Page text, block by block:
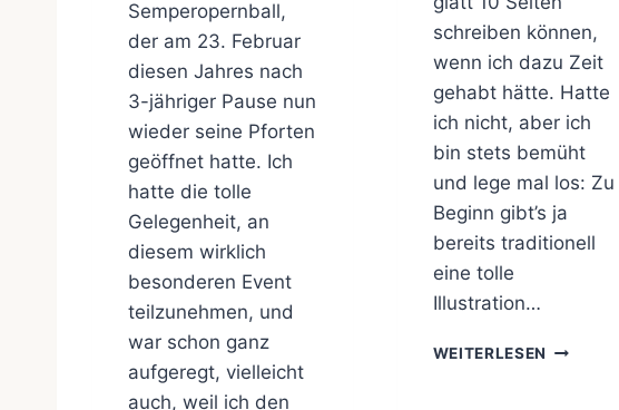
S
E
U
N
T
E
M
K
I
Semperopernball,
der am 23. Februar
diesen Jahres nach
3-jähriger Pause nun
wieder seine Pforten
geöffnet hatte. Ich
hatte die tolle
Gelegenheit, an
diesem wirklich
besonderen Event
teilzunehmen, und
war schon ganz
aufgeregt, vielleicht
auch, weil ich den
schreiben können,
wenn ich dazu Zeit
gehabt hätte. Hatte
ich nicht, aber ich
bin stets bemüht
und lege mal los: Zu
Beginn gibt’s ja
bereits traditionell
eine tolle
Illustration…
WEITERLESEN C